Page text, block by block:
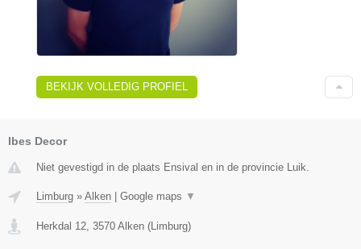
BEKIJK VOLLEDIG PROFIEL
Ibes Decor
Niet gevestigd in de plaats Ensival en in de provincie Luik.
Limburg » Alken Google maps ▼
Herkdal 12, 3570 Alken (Limburg)